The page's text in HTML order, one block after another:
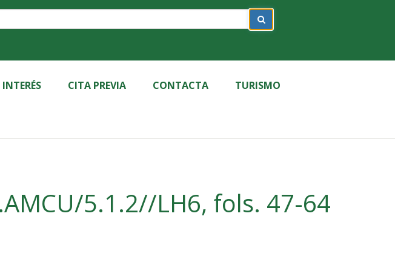
INTERÉS CITA PREVIA CONTACTA TURISMO
5.1.2//LH6, fols. 47-64